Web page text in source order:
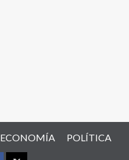
ECONOMÍA POLÍTICA